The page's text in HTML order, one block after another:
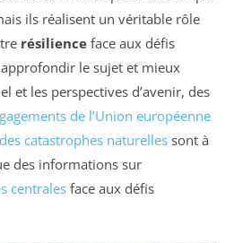
ils réalisent un véritable rôle
résilience face aux défis
le sujet et mieux
et les perspectives d’avenir, des
de l’Union européenne
catastrophes naturelles sont à
des informations sur
centrales face aux défis